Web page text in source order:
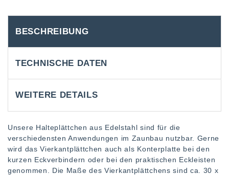
BESCHREIBUNG
TECHNISCHE DATEN
WEITERE DETAILS
Unsere Halteplättchen aus Edelstahl sind für die
verschiedensten Anwendungen im Zaunbau nutzbar. Gerne
wird das Vierkantplättchen auch als Konterplatte bei den
kurzen Eckverbindern oder bei den praktischen Eckleisten
genommen. Die Maße des Vierkantplättchens sind ca. 30 x